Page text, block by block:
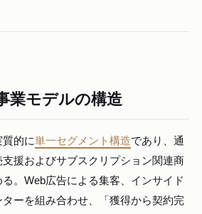
業モデルの構造
的に単一セグメント構造であり、通
援およびサブスクリプション関連商
。Web広告による集客、インサイド
ーを組み合わせ、「獲得から契約完